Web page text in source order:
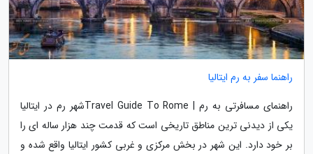
راهنما سفر به رم ایتالیا
راهنمای مسافرتی به رم | Travel Guide To Romeشهر رم در ایتالیا
یکی از دیدنی ترین مناطق تاریخی است که قدمت چند هزار ساله ای را
بر خود دارد. این شهر در بخش مرکزی و غربی کشور ایتالیا واقع شده و